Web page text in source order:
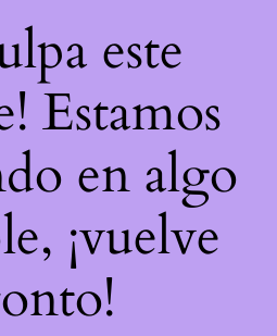
este
Estamos
en algo
¡vuelve